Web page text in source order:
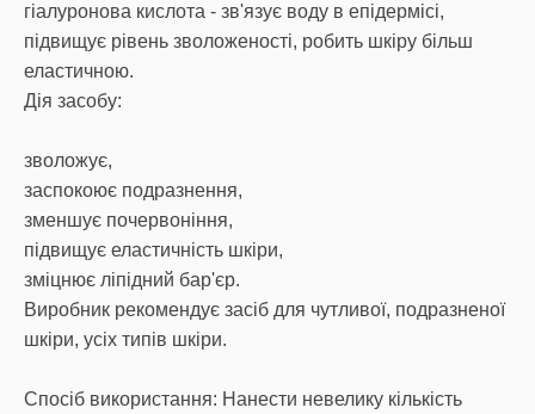
гіалуронова кислота - зв'язує воду в епідермісі,
підвищує рівень зволоженості, робить шкіру більш
еластичною.
Дія засобу:
зволожує,
заспокоює подразнення,
зменшує почервоніння,
підвищує еластичність шкіри,
зміцнює ліпідний бар'єр.
Виробник рекомендує засіб для чутливої, подразненої
шкіри, усіх типів шкіри.
Спосіб використання: Нанести невелику кількість